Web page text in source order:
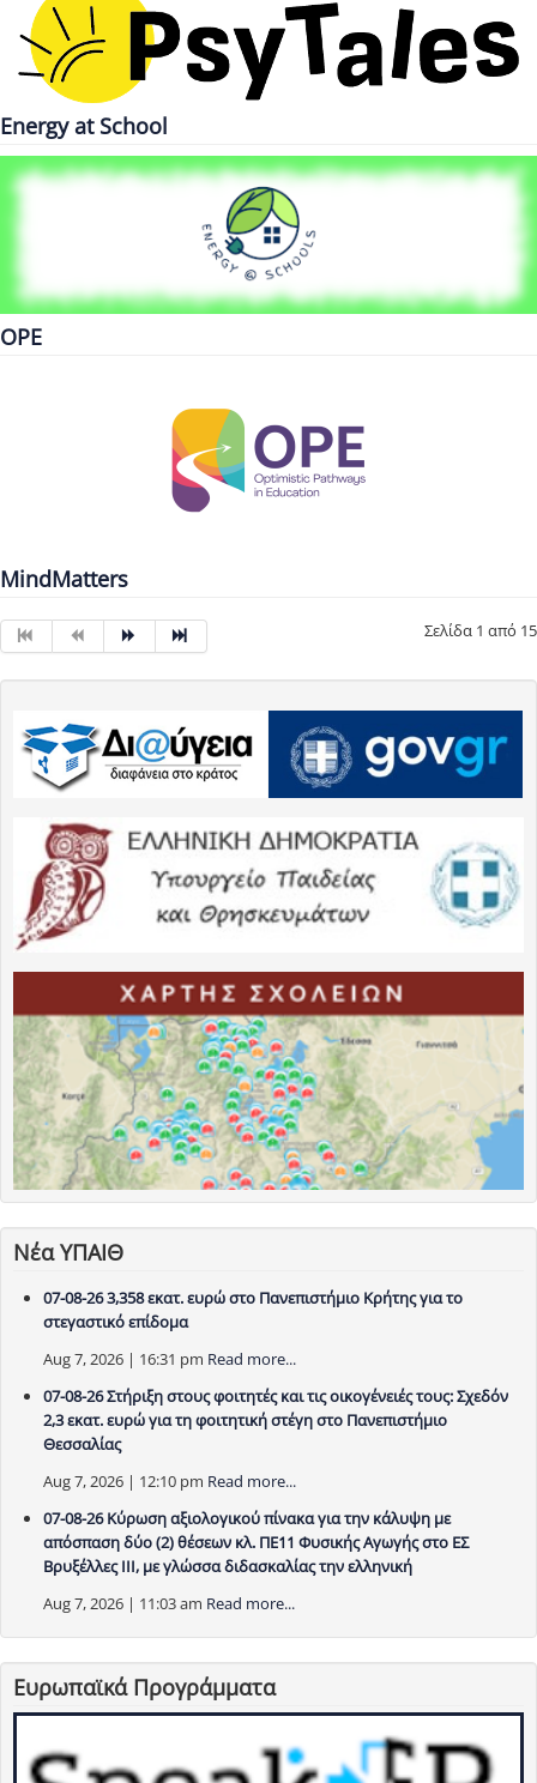
Energy at School
OPE
MindMatters
Σελίδα 1 από 15
Νέα ΥΠΑΙΘ
07-08-26 3,358 εκατ. ευρώ στο Πανεπιστήμιο Κρήτης για το
στεγαστικό επίδομα
Aug 7, 2026 | 16:31 pm Read more...
07-08-26 Στήριξη στους φοιτητές και τις οικογένειές τους: Σχεδόν
2,3 εκατ. ευρώ για τη φοιτητική στέγη στο Πανεπιστήμιο
Θεσσαλίας
Aug 7, 2026 | 12:10 pm Read more...
07-08-26 Κύρωση αξιολογικού πίνακα για την κάλυψη με
απόσπαση δύο (2) θέσεων κλ. ΠΕ11 Φυσικής Αγωγής στο ΕΣ
Βρυξέλλες ΙΙΙ, με γλώσσα διδασκαλίας την ελληνική
Aug 7, 2026 | 11:03 am Read more...
Ευρωπαϊκά Προγράμματα